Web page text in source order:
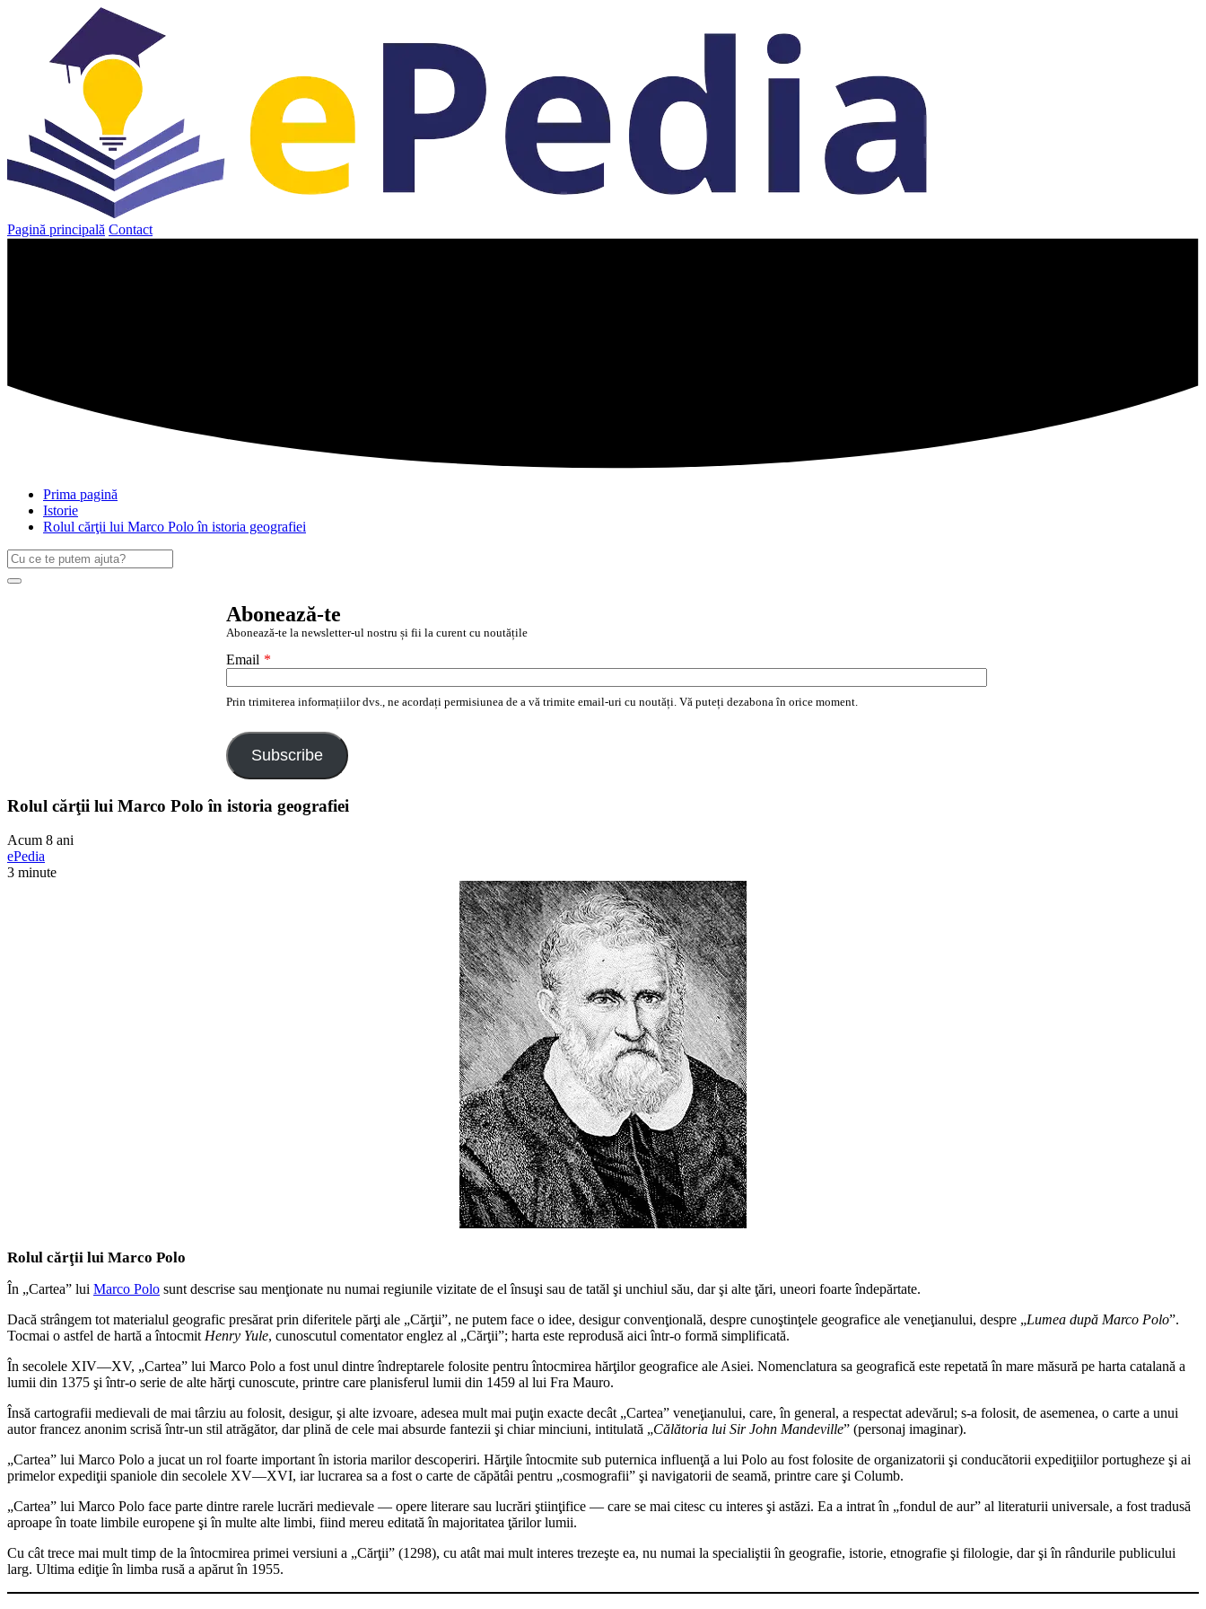
Pagină principală Contact
Prima pagină
Istorie
Rolul cărţii lui Marco Polo în istoria geografiei
Caută
după:
Search
Abonează-te
Abonează-te la newsletter-ul nostru și fii la curent cu noutățile
Email *
Prin trimiterea informațiilor dvs., ne acordați permisiunea de a vă trimite email-uri cu noutăți. Vă puteți dezabona în orice moment.
Subscribe
Rolul cărţii lui Marco Polo în istoria geografiei
Acum 8 ani
ePedia
3 minute
Rolul cărţii lui Marco Polo
În „Cartea” lui Marco Polo sunt descrise sau menţionate nu numai regiunile vizitate de el însuşi sau de tatăl şi unchiul său, dar şi alte ţări, uneori foarte îndepărtate.
Dacă strângem tot materialul geografic presărat prin diferitele părţi ale „Cărţii”, ne putem face o idee, desigur convenţională, despre cunoştinţele geografice ale veneţianului, despre „Lumea după Marco Polo”.
Tocmai o astfel de hartă a întocmit Henry Yule, cunoscutul comentator englez al „Cărţii”; harta este reprodusă aici într-o formă simplificată.
În secolele XIV—XV, „Cartea” lui Marco Polo a fost unul dintre îndreptarele folosite pentru întocmirea hărţilor geografice ale Asiei. Nomenclatura sa geografică este repetată în mare măsură pe harta catalană a
lumii din 1375 şi într-o serie de alte hărţi cunoscute, printre care planisferul lumii din 1459 al lui Fra Mauro.
Însă cartografii medievali de mai târziu au folosit, desigur, şi alte izvoare, adesea mult mai puţin exacte decât „Cartea” veneţianului, care, în general, a respectat adevărul; s-a folosit, de asemenea, o carte a unui
autor francez anonim scrisă într-un stil atrăgător, dar plină de cele mai absurde fantezii şi chiar minciuni, intitulată „Călătoria lui Sir John Mandeville” (personaj imaginar).
„Cartea” lui Marco Polo a jucat un rol foarte important în istoria marilor descoperiri. Hărţile întocmite sub puternica influenţă a lui Polo au fost folosite de organizatorii şi conducătorii expediţiilor portugheze şi ai
primelor expediţii spaniole din secolele XV—XVI, iar lucrarea sa a fost o carte de căpătâi pentru „cosmografii” şi navigatorii de seamă, printre care şi Columb.
„Cartea” lui Marco Polo face parte dintre rarele lucrări medievale — opere literare sau lucrări ştiinţifice — care se mai citesc cu interes şi astăzi. Ea a intrat în „fondul de aur” al literaturii universale, a fost tradusă
aproape în toate limbile europene şi în multe alte limbi, fiind mereu editată în majoritatea ţărilor lumii.
Cu cât trece mai mult timp de la întocmirea primei versiuni a „Cărţii” (1298), cu atât mai mult interes trezeşte ea, nu numai la specialiştii în geografie, istorie, etnografie şi filologie, dar şi în rândurile publicului
larg. Ultima ediţie în limba rusă a apărut în 1955.